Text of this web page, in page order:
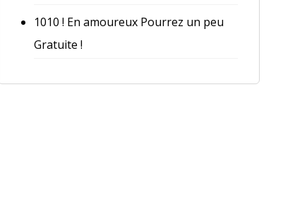
1010 ! En amoureux Pourrez un peu
Gratuite !